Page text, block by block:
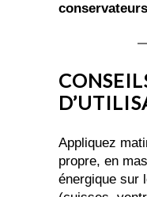
conservateurs
Appliquez
propre, en
énergique sur